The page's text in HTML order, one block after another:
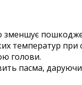
зменшує
температур
голови.
пасма, даруючи